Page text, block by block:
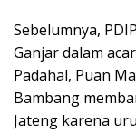
Sebelumnya,
Ganjar dalam
Padahal, Puan
Bambang
Jateng karena